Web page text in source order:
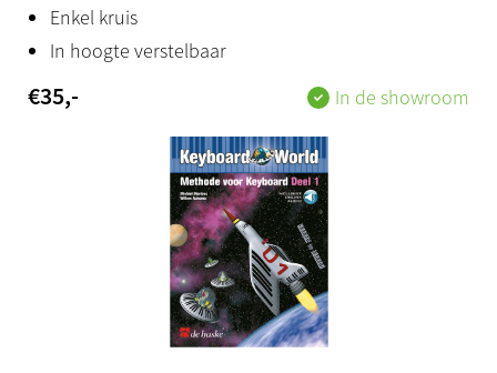
10
Ritmes
Enkel kruis
In hoogte verstelbaar
€35,- In de showroom